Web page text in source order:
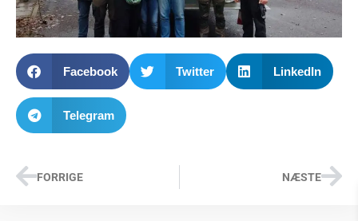
Facebook Twitter LinkedIn
Telegram
FORRIGE NÆSTE